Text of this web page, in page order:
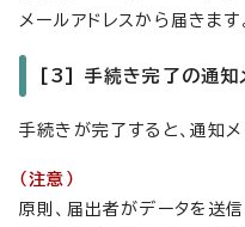
メールアドレスから届きます
[3] 手続き完了の通知
手続きが完了すると、通知メ
（注意）
原則、届出者がデータを送